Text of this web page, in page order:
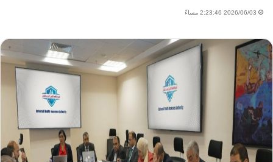
2026/06/03 2:23:46 مساءً